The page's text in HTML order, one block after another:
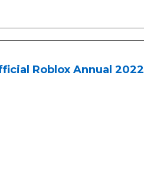
Roblox Annual 2022